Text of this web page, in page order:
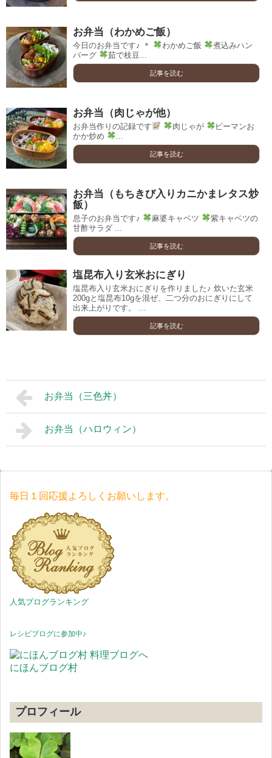
お弁当（わかめご飯）
今日のお弁当です♪ ＊ わかめご飯
煮込みハン
バーグ
茹で枝豆...
記事を読む
お弁当（肉じゃが他）
お弁当作りの記録です 肉じゃが
ピーマンお
かか炒め
...
記事を読む
お弁当（もちきび入りカニかまレタス炒
飯）
息子のお弁当です♪ 麻婆キャベツ
紫キャベツの
甘酢サラダ ...
記事を読む
塩昆布入り玄米おにぎり
塩昆布入り玄米おにぎりを作りました♪ 炊いた玄米
200gと塩昆布10gを混ぜ、二つ分のおにぎりにして
出来上がりです。 ...
記事を読む
お弁当（三色丼）
お弁当（ハロウィン）
毎日１回応援よろしくお願いします。
人気ブログランキング
レシピブログに参加中♪
にほんブログ村
プロフィール